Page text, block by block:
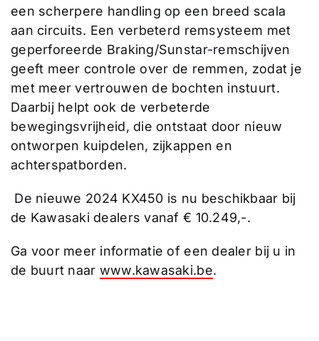
een scherpere handling op een breed scala
aan circuits. Een verbeterd remsysteem met
geperforeerde Braking/Sunstar-remschijven
geeft meer controle over de remmen, zodat je
met meer vertrouwen de bochten instuurt.
Daarbij helpt ook de verbeterde
bewegingsvrijheid, die ontstaat door nieuw
ontworpen kuipdelen, zijkappen en
achterspatborden.
De nieuwe 2024 KX450 is nu beschikbaar bij
de Kawasaki dealers vanaf € 10.249,-.
Ga voor meer informatie of een dealer bij u in
de buurt naar www.kawasaki.be.